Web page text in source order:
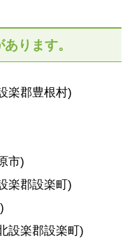
ります。
楽郡豊根村)
市)
楽郡設楽町)
設楽郡設楽町)